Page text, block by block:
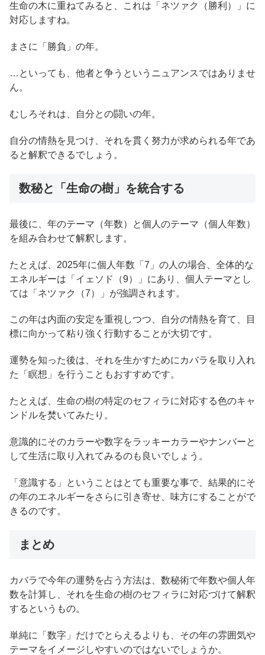
生命の木に重ねてみると、これは「ネツァク（勝利）」に
対応しますね。
まさに「勝負」の年。
…といっても、他者と争うというニュアンスではありませ
ん。
むしろそれは、自分との闘いの年。
自分の情熱を見つけ、それを貫く努力が求められる年であ
ると解釈できるでしょう。
数秘と「生命の樹」を統合する
最後に、年のテーマ（年数）と個人のテーマ（個人年数）
を組み合わせて解釈します。
たとえば、2025年に個人年数「7」の人の場合、全体的な
エネルギーは「イェソド（9）」にあり、個人テーマとし
ては「ネツァク（7）」が強調されます。
この年は内面の安定を重視しつつ、自分の情熱を育て、目
標に向かって粘り強く行動することが大切です。
運勢を知った後は、それを生かすためにカバラを取り入れ
た「瞑想」を行うこともおすすめです。
たとえば、生命の樹の特定のセフィラに対応する色のキャ
ンドルを焚いてみたり。
意識的にそのカラーや数字をラッキーカラーやナンバーと
して生活に取り入れてみるのも良いでしょう。
「意識する」ということはとても重要な事で、結果的にそ
の年のエネルギーをさらに引き寄せ、味方にすることがで
きるのです。
まとめ
カバラで今年の運勢を占う方法は、数秘術で年数や個人年
数を計算し、それを生命の樹のセフィラに対応づけて解釈
するというもの。
単純に「数字」だけでとらえるよりも、その年の雰囲気や
テーマをイメージしやすいのではないでしょうか。